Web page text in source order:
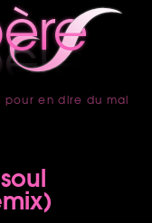
pour en dire du mal